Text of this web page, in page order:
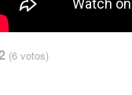
(6 votos)